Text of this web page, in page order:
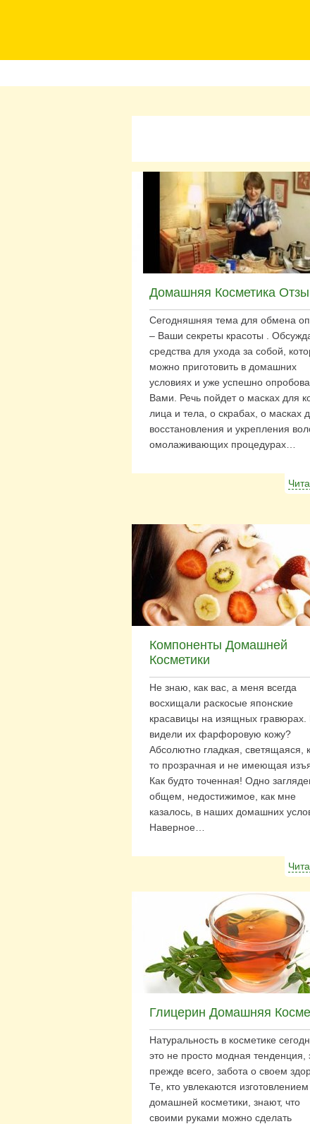
Домашняя Косметика
Сегодняшняя тема для обмена
– Ваши секреты красоты .
средства для ухода за собой,
можно приготовить в домашних
условиях и уже успешно
Вами. Речь пойдет о масках для
лица и тела, о скрабах, о масках
восстановления и укрепления
омолаживающих процедурах…
Компоненты Домашней
Косметики
Не знаю, как вас, а меня всегда
восхищали раскосые японские
красавицы на изящных гравюрах.
видели их фарфоровую кожу?
Абсолютно гладкая, светящаяся,
то прозрачная и не имеющая
Как будто точенная! Одно
общем, недостижимое, как мне
казалось, в наших домашних
Наверное…
Глицерин Домашняя
Натуральность в косметике
это не просто модная тенденция,
прежде всего, забота о своем
Те, кто увлекаются изготовлением
домашней косметики, знают, что
своими руками можно сделать